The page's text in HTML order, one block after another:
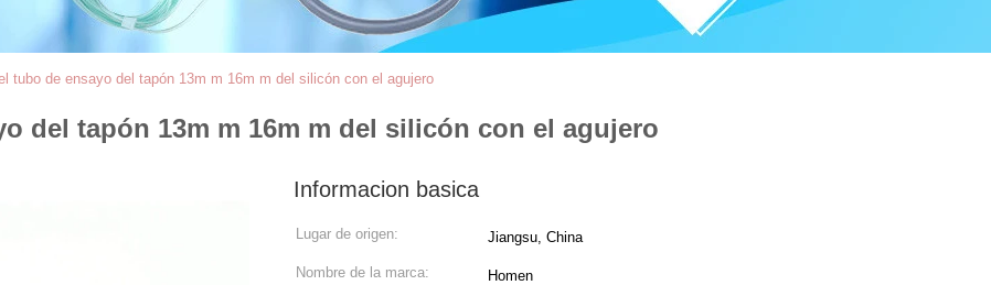
tubo de ensayo del tapón 13m m 16m m del silicón con el agujero
del tapón 13m m 16m m del silicón con el agujero
Informacion basica
Lugar de origen: Jiangsu, China
Nombre de la marca: Homen